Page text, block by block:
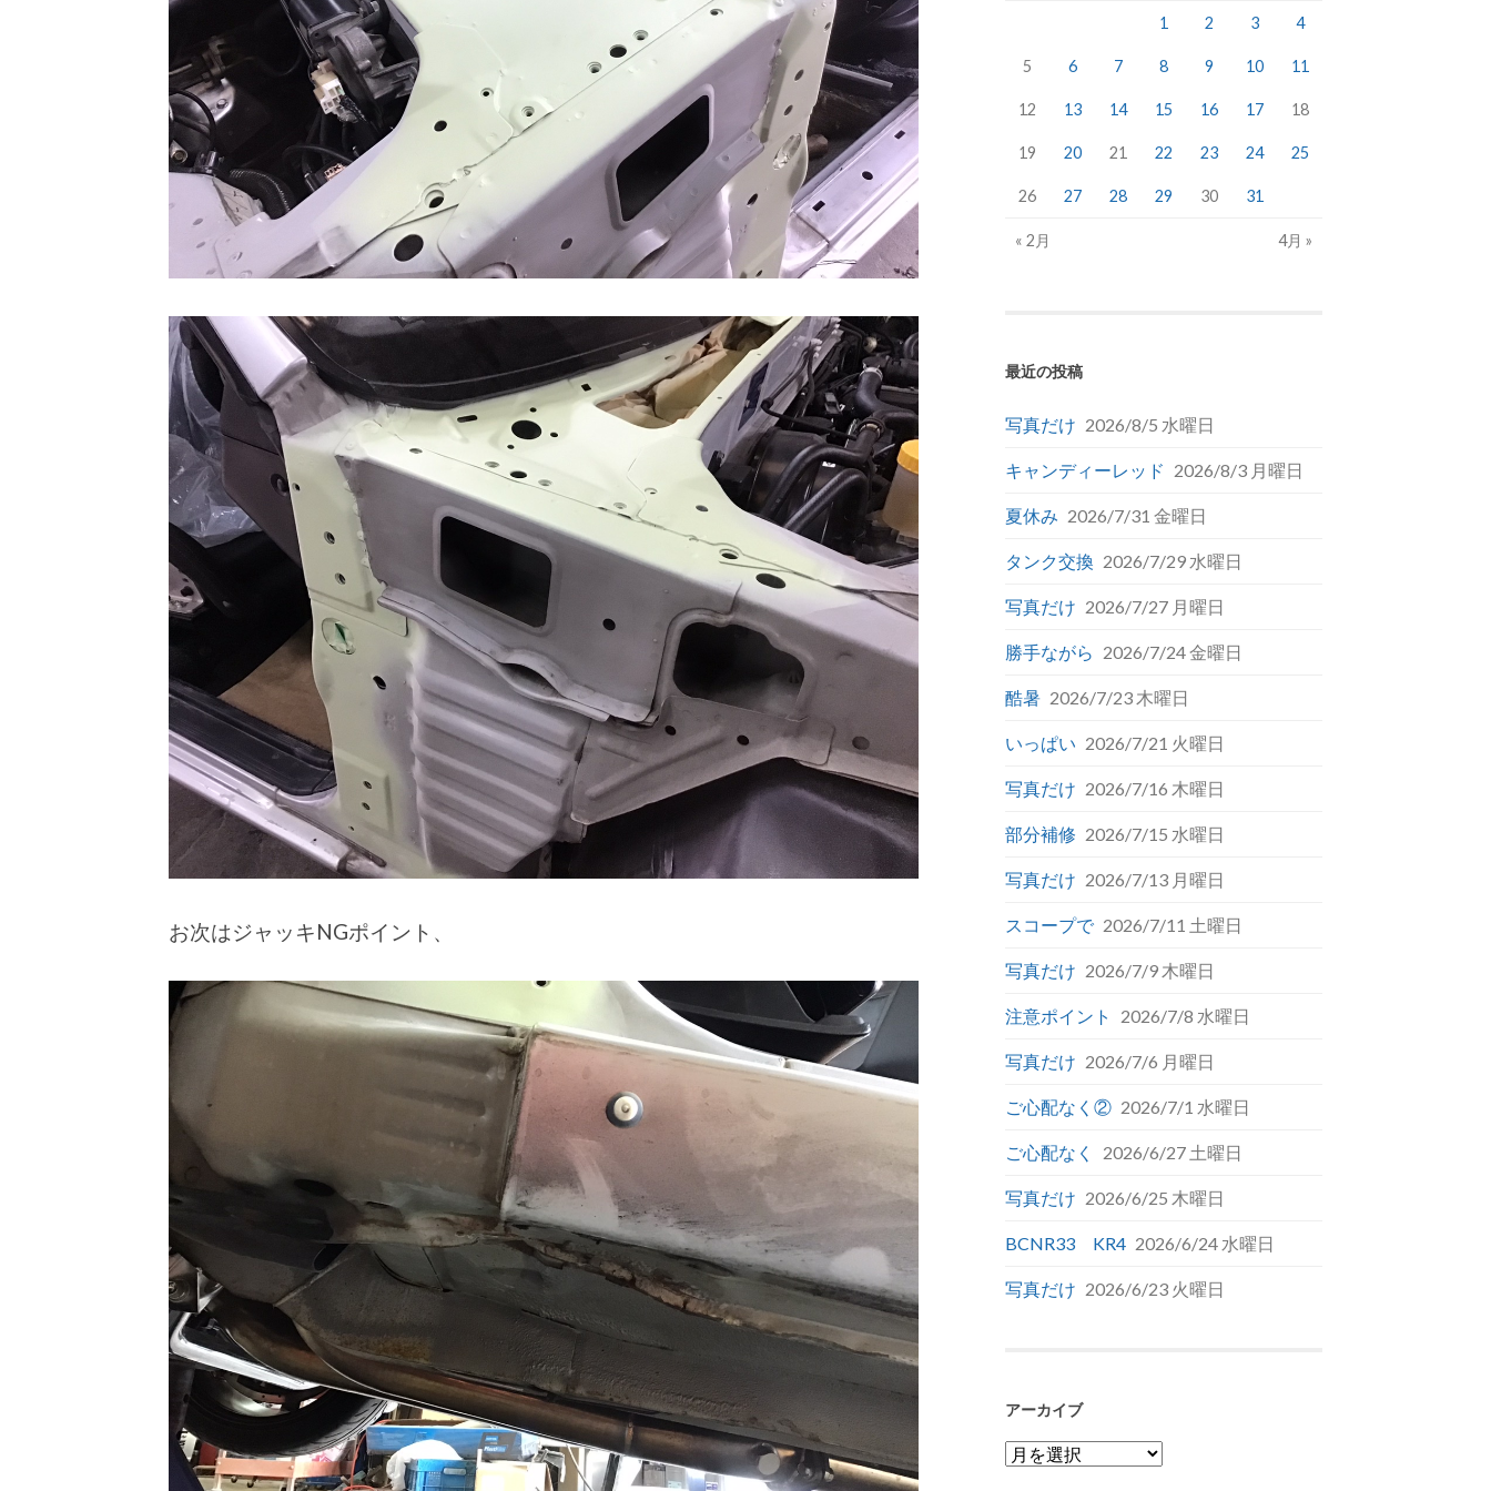
お次はジャッキNGポイント、
1 2 3 4
5 6 7 8 9 10 11
12 13 14 15 16 17 18
19 20 21 22 23 24 25
26 27 28 29 30 31
« 2月 4月 »
最近の投稿
写真だけ 2026/8/5 水曜日
キャンディーレッド 2026/8/3 月曜日
夏休み 2026/7/31 金曜日
タンク交換 2026/7/29 水曜日
写真だけ 2026/7/27 月曜日
勝手ながら 2026/7/24 金曜日
酷暑 2026/7/23 木曜日
いっぱい 2026/7/21 火曜日
写真だけ 2026/7/16 木曜日
部分補修 2026/7/15 水曜日
写真だけ 2026/7/13 月曜日
スコープで 2026/7/11 土曜日
写真だけ 2026/7/9 木曜日
注意ポイント 2026/7/8 水曜日
写真だけ 2026/7/6 月曜日
ご心配なく② 2026/7/1 水曜日
ご心配なく 2026/6/27 土曜日
写真だけ 2026/6/25 木曜日
BCNR33 KR4 2026/6/24 水曜日
写真だけ 2026/6/23 火曜日
アーカイブ
ア